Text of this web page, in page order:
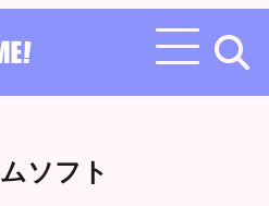
ソフト